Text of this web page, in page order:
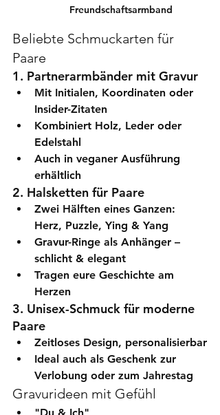
Freundschaftsarmband
Beliebte Schmuckarten für
Paare
1. Partnerarmbänder mit Gravur
Mit Initialen, Koordinaten oder
Insider-Zitaten
Kombiniert Holz, Leder oder
Edelstahl
Auch in veganer Ausführung
erhältlich
2. Halsketten für Paare
Zwei Hälften eines Ganzen:
Herz, Puzzle, Ying & Yang
Gravur-Ringe als Anhänger –
schlicht & elegant
Tragen eure Geschichte am
Herzen
3. Unisex-Schmuck für moderne
Paare
Zeitloses Design, personalisierbar
Ideal auch als Geschenk zur
Verlobung oder zum Jahrestag
Gravurideen mit Gefühl